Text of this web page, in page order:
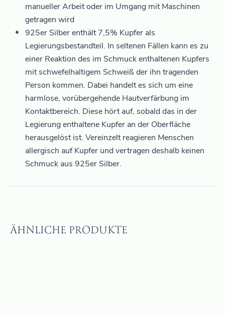
manueller Arbeit oder im Umgang mit Maschinen
getragen wird
925er Silber enthält 7,5% Kupfer als
Legierungsbestandteil. In seltenen Fällen kann es zu
einer Reaktion des im Schmuck enthaltenen Kupfers
mit schwefelhaltigem Schweiß der ihn tragenden
Person kommen. Dabei handelt es sich um eine
harmlose, vorübergehende Hautverfärbung im
Kontaktbereich. Diese hört auf, sobald das in der
Legierung enthaltene Kupfer an der Oberfläche
herausgelöst ist. Vereinzelt reagieren Menschen
allergisch auf Kupfer und vertragen deshalb keinen
Schmuck aus 925er Silber.
ÄHNLICHE PRODUKTE